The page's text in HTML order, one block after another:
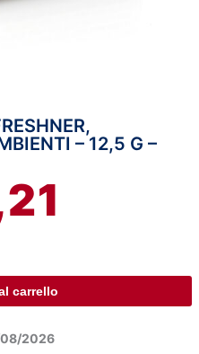
– 12,5 G –
IL
€11,21.
carrello
2026